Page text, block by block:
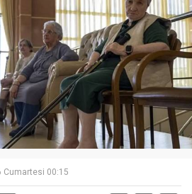
Cumartesi 00:15